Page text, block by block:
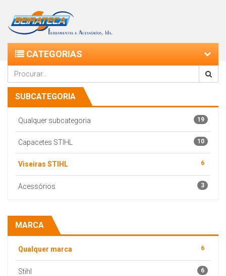
CATEGORIAS
SUBCATEGORIA
Qualquer subcategoria 19
Capacetes STIHL 10
Viseiras STIHL 6
Acessórios 3
MARCA
Qualquer marca 6
Stihl 6